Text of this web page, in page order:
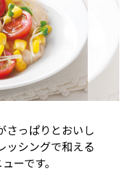
さっぱりとおいし
ッシングで和える
ーです。